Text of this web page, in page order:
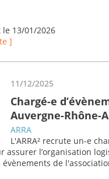
13/01/2026
]
11/12/2025
Chargé-e
Auvergne-Rhône-
ARRA
L'ARRA² recrute un-e
assurer l’organisation
de